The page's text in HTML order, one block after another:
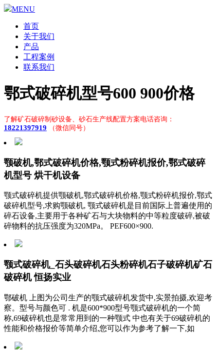
MENU
首页
关于我们
产品
工程案例
联系我们
鄂式破碎机型号600 900价格
了解矿石破碎制砂设备、砂石生产线配置方案电话咨询：
18221397919 （微信同号）
颚破机,鄂式破碎机价格,颚式粉碎机报价,鄂式破碎
机型号 烘干机设备
颚式破碎机提供颚破机,鄂式破碎机价格,颚式粉碎机报价,鄂式
破碎机型号,求购颚破机, 颚式破碎机是目前国际上普遍使用的
碎石设备,主要用于各种矿石与大块物料的中等粒度破碎,被破
碎物料的抗压强度为320MPa。 PEF600×900.
颚式破碎机_石头破碎机石头粉碎机石子破碎机矿石
破碎机 恒扬实业
鄂破机 上图为公司生产的颚式破碎机发货中,实景拍摄,欢迎考
察。型号与颜色可 . 机是600*900型号颚式破碎机的一个简
称,69破碎机也是常常用到的一种颚式 中也有关于69破碎机的
性能和价格报价等简单介绍,您可以作为参考了解一下,如